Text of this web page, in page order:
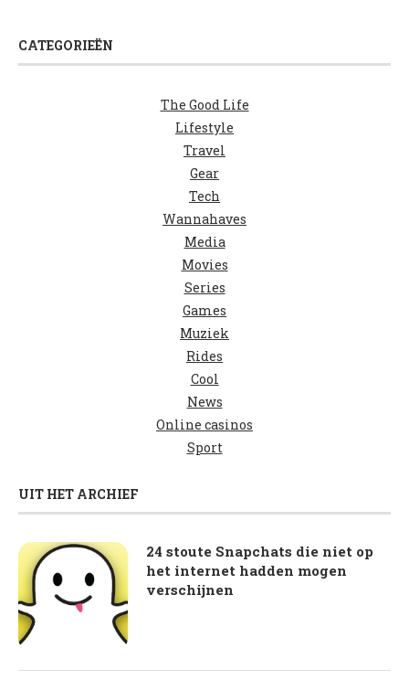
CATEGORIEËN
The Good Life
Lifestyle
Travel
Gear
Tech
Wannahaves
Media
Movies
Series
Games
Muziek
Rides
Cool
News
Online casinos
Sport
UIT HET ARCHIEF
24 stoute Snapchats die niet op
het internet hadden mogen
verschijnen